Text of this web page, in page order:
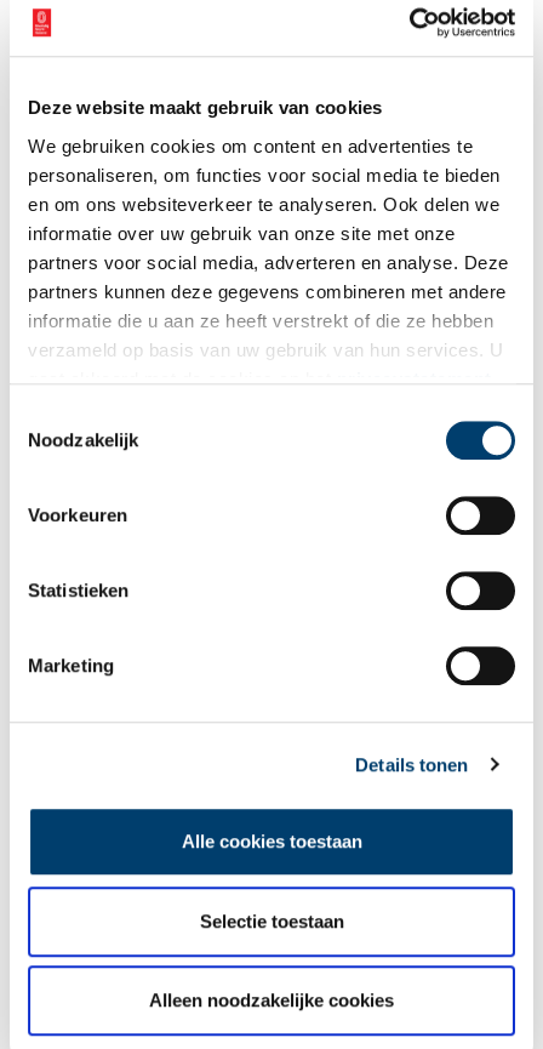
Deze website maakt gebruik van cookies
We gebruiken cookies om content en advertenties te
personaliseren, om functies voor social media te bieden
en om ons websiteverkeer te analyseren. Ook delen we
informatie over uw gebruik van onze site met onze
partners voor social media, adverteren en analyse. Deze
partners kunnen deze gegevens combineren met andere
informatie die u aan ze heeft verstrekt of die ze hebben
verzameld op basis van uw gebruik van hun services. U
Noodzakelijk
Voorkeuren
Statistieken
Marketing
Details tonen
Alle cookies toestaan
Selectie toestaan
Alleen noodzakelijke cookies
laatste erfgoednieuws? Schrijf u dan nu in voor onze
wekelijkse nieuwsbrief!
Bij inschrijving gaat u akkoord met onsprivacybeleid.
Aanvullingen
Vul deze informatie aan of geef een reactie.
Vereiste velden zijn gemarkeerd met *. Het e-mailadres wordt niet
Naam*